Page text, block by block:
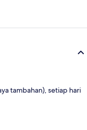
tambahan), setiap hari